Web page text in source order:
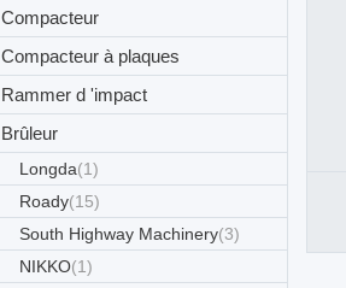
Compacteur
Compacteur à plaques
Rammer d 'impact
Brûleur
Longda(1)
Roady(15)
South Highway Machinery(3)
NIKKO(1)